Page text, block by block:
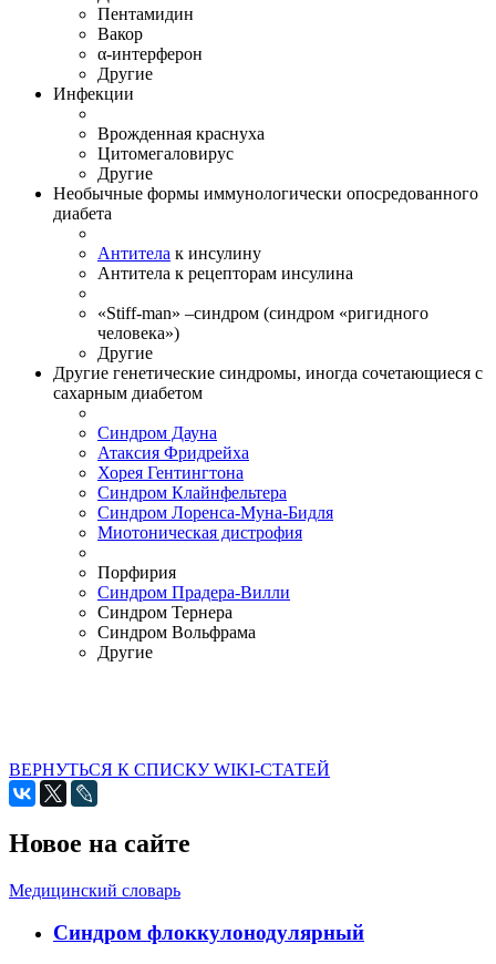
Пентамидин
Вакор
α-интерферон
Другие
Инфекции
Врожденная краснуха
Цитомегаловирус
Другие
Необычные формы иммунологически опосредованного
диабета
Антитела к инсулину
Антитела к рецепторам инсулина
«Stiff-man» –синдром (синдром «ригидного
человека»)
Другие
Другие генетические синдромы, иногда сочетающиеся с
сахарным диабетом
Синдром Дауна
Атаксия Фридрейха
Хорея Гентингтона
Синдром Клайнфельтера
Синдром Лоренса-Муна-Бидля
Миотоническая дистрофия
Порфирия
Синдром Прадера-Вилли
Синдром Тернера
Синдром Вольфрама
Другие
ВЕРНУТЬСЯ К СПИСКУ WIKI-СТАТЕЙ
Новое на сайте
Медицинский словарь
Cиндром флоккулонодулярный